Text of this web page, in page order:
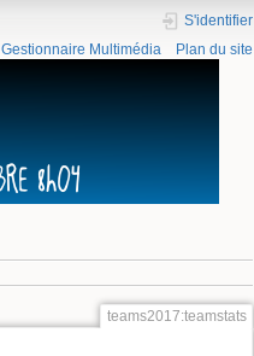
S'identifier
Gestionnaire Multimédia Plan du site
teams2017:teamstats